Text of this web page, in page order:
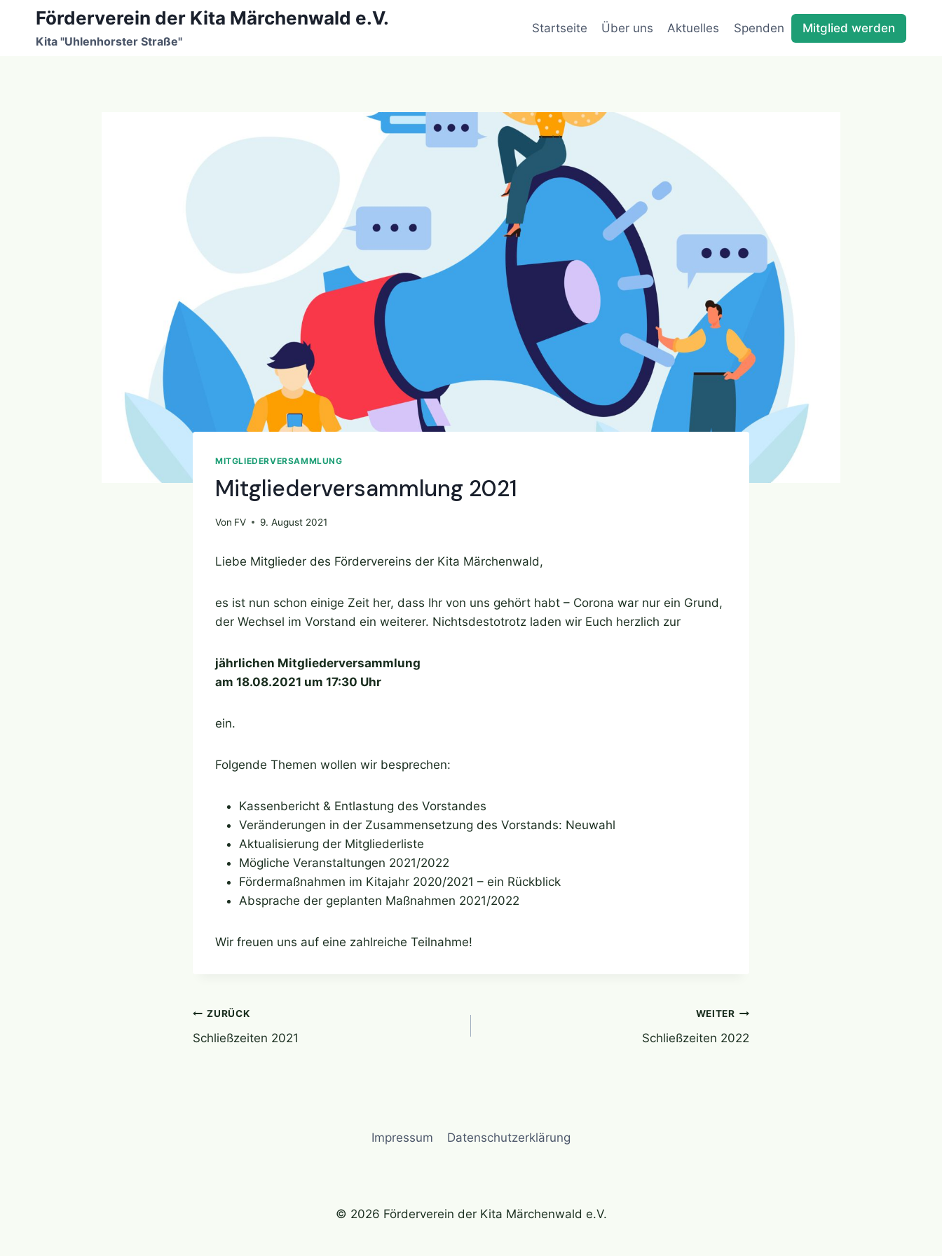
springen
Förderverein der Kita Märchenwald e.V.
Kita "Uhlenhorster Straße"
Startseite Über uns Aktuelles Spenden Mitglied werden
MITGLIEDERVERSAMMLUNG
Mitgliederversammlung 2021
Von FV 9. August 2021
Liebe Mitglieder des Fördervereins der Kita Märchenwald,
es ist nun schon einige Zeit her, dass Ihr von uns gehört habt – Corona war nur ein Grund,
der Wechsel im Vorstand ein weiterer. Nichtsdestotrotz laden wir Euch herzlich zur
jährlichen Mitgliederversammlung
am 18.08.2021 um 17:30 Uhr
ein.
Folgende Themen wollen wir besprechen:
Kassenbericht & Entlastung des Vorstandes
Veränderungen in der Zusammensetzung des Vorstands: Neuwahl
Aktualisierung der Mitgliederliste
Mögliche Veranstaltungen 2021/2022
Fördermaßnahmen im Kitajahr 2020/2021 – ein Rückblick
Absprache der geplanten Maßnahmen 2021/2022
Wir freuen uns auf eine zahlreiche Teilnahme!
Beitragsnavigation
ZURÜCK
Schließzeiten 2021
WEITER
Schließzeiten 2022
Impressum Datenschutzerklärung
© 2026 Förderverein der Kita Märchenwald e.V.